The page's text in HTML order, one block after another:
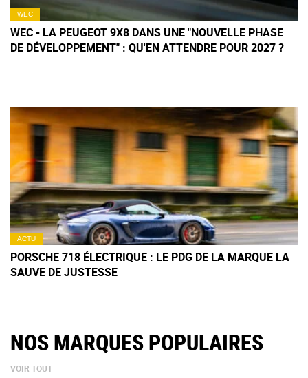
WEC
WEC - LA PEUGEOT 9X8 DANS UNE "NOUVELLE PHASE
DE DÉVELOPPEMENT" : QU'EN ATTENDRE POUR 2027 ?
ACTU
PORSCHE 718 ÉLECTRIQUE : LE PDG DE LA MARQUE LA
SAUVE DE JUSTESSE
NOS MARQUES POPULAIRES
VOIR TOUT